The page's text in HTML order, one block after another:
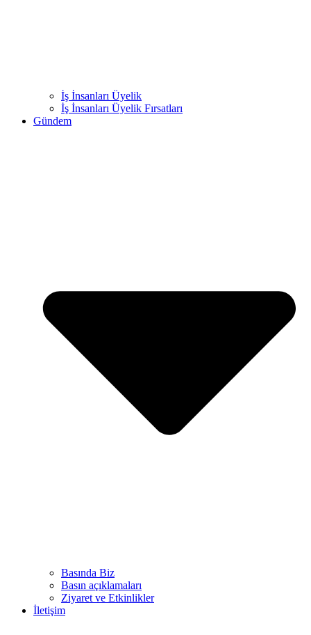
İş İnsanları Üyelik
İş İnsanları Üyelik Fırsatları
Gündem
Basında Biz
Basın açıklamaları
Ziyaret ve Etkinlikler
İletişim